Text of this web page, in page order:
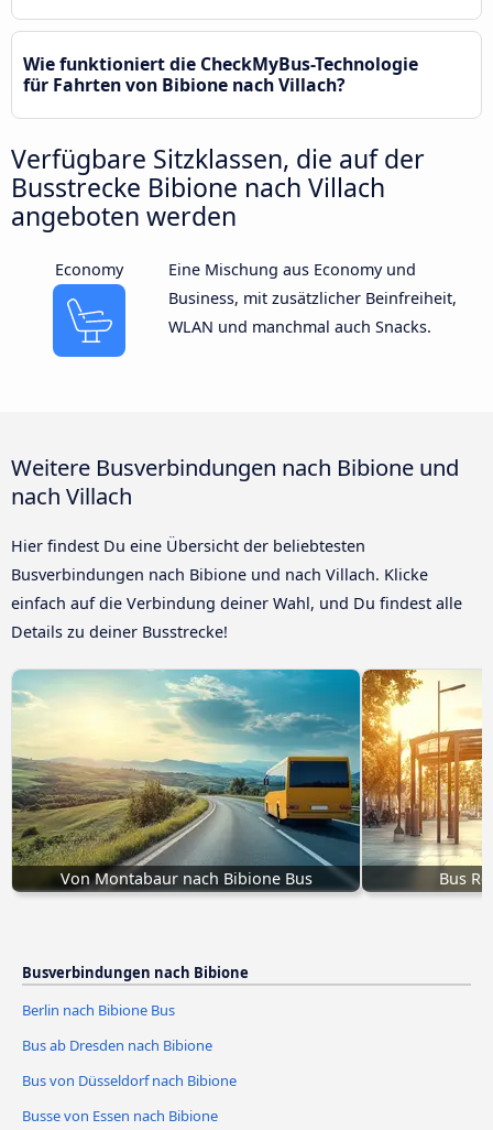
Wie funktioniert die CheckMyBus-Technologie
für Fahrten von Bibione nach Villach?
Verfügbare Sitzklassen, die auf der
Busstrecke Bibione nach Villach
angeboten werden
Economy
Eine Mischung aus Economy und
Business, mit zusätzlicher Beinfreiheit,
WLAN und manchmal auch Snacks.
Weitere Busverbindungen nach Bibione und
nach Villach
Hier findest Du eine Übersicht der beliebtesten
Busverbindungen nach Bibione und nach Villach. Klicke
einfach auf die Verbindung deiner Wahl, und Du findest alle
Details zu deiner Busstrecke!
Von Montabaur nach Bibione Bus Bus
Busverbindungen nach Bibione
Berlin nach Bibione Bus
Bus ab Dresden nach Bibione
Bus von Düsseldorf nach Bibione
Busse von Essen nach Bibione